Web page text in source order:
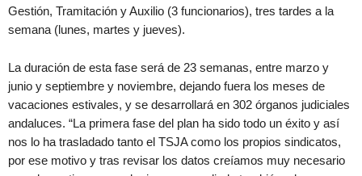
Gestión, Tramitación y Auxilio (3 funcionarios), tres tardes a la
semana (lunes, martes y jueves).
La duración de esta fase será de 23 semanas, entre marzo y
junio y septiembre y noviembre, dejando fuera los meses de
vacaciones estivales, y se desarrollará en 302 órganos judiciales
andaluces. “La primera fase del plan ha sido todo un éxito y así
nos lo ha trasladado tanto el TSJA como los propios sindicatos,
por ese motivo y tras revisar los datos creíamos muy necesario